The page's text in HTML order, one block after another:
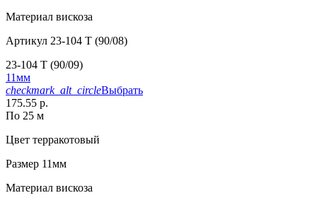
Материал вискоза
Артикул 23-104 T (90/08)
23-104 T (90/09)
11мм
checkmark_alt_circleВыбрать
175.55 р.
По 25 м
Цвет терракотовый
Размер 11мм
Материал вискоза